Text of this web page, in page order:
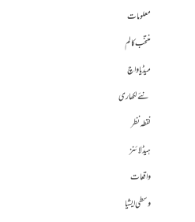
معلومات
منتخب کالم
میڈیا واچ
نئے لکھاری
نقطہ نظر
ہیڈلائنز
واقعات
وسطی ایشیا